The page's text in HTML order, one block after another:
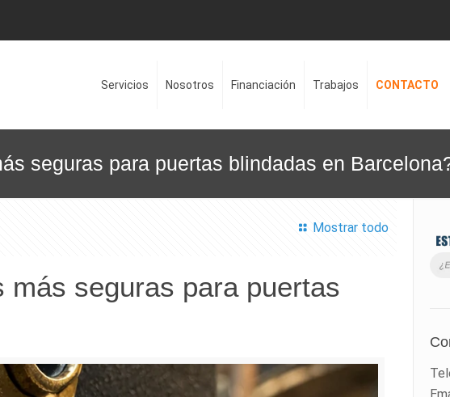
Servicios Nosotros Financiación Trabajos CONTACTO
seguras para puertas blindadas en
Mostrar todo
seguras para puertas